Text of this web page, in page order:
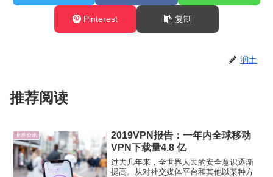
Pinterest 复制
润土
推荐阅读
业界资讯
2019VPN报告：一年内全球移动
VPN下载量4.8 亿
过去几年来，全世界人民的安全意识逐渐
提高。从对社交媒体平台和其他以某种方